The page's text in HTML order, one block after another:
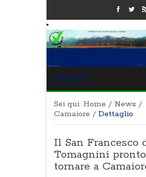
MENU
Sei qui: Home / News /
Camaiore / Dettaglio
Il San Francesco
Tomagnini
tornare a